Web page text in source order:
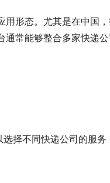
形态。尤其是在中国
常能够整合多家快递